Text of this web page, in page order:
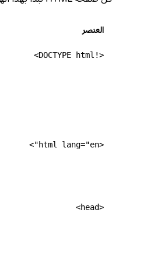
العنصر
<!DOCTYPE html>
<html lang="en">
<head>